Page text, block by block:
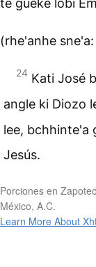
(rhe'anhe
24 Kati José
angle ki Diozo
lee, bchhinte'a
Jesús.
Porciones en
México, A.C.
Learn More About